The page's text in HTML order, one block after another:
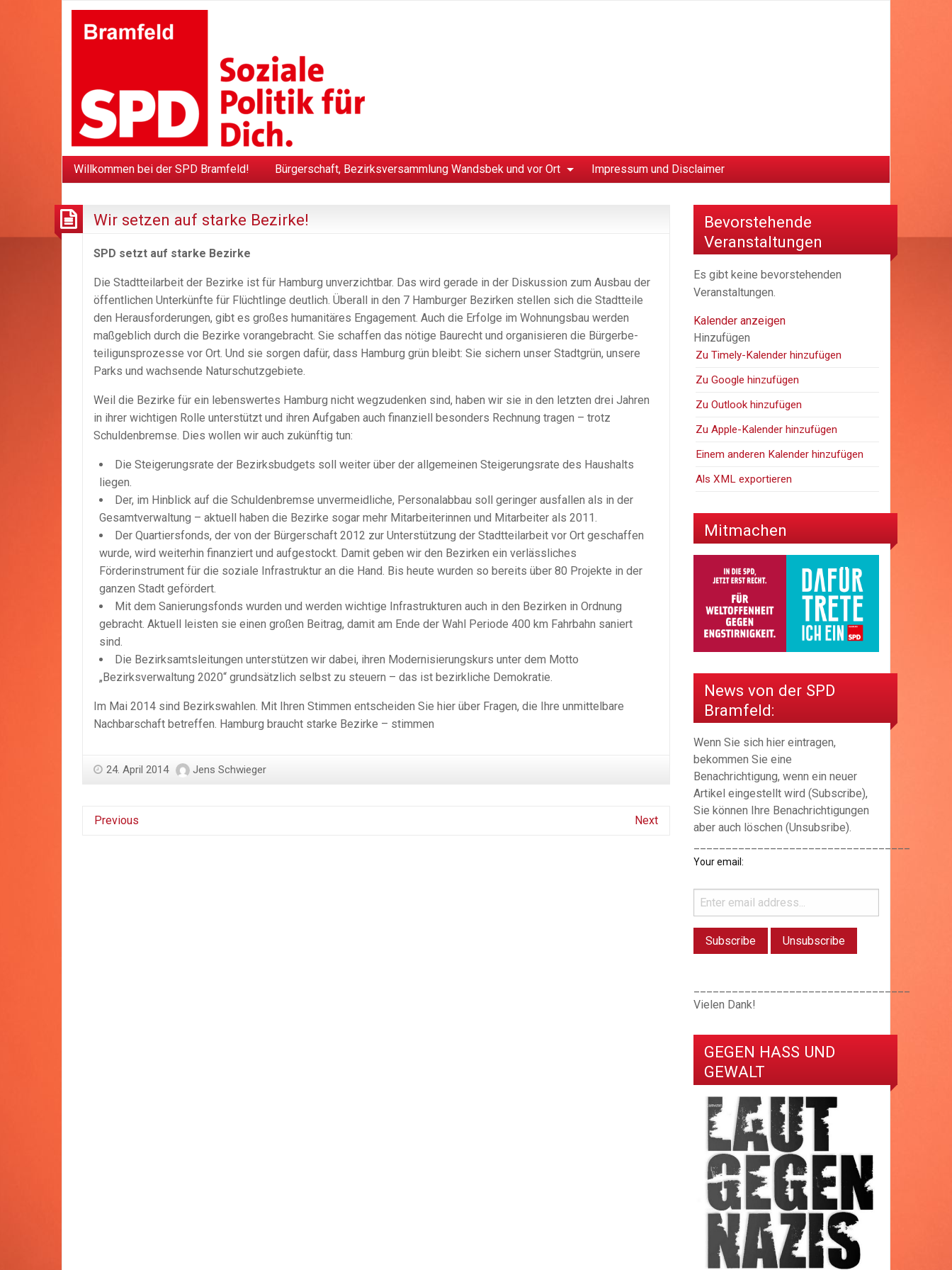
Willkommen bei der SPD Bramfeld! Bürgerschaft, Bezirksversammlung Wandsbek und vor Ort Impressum und Disclaimer
Wir setzen auf starke Bezirke!
SPD setzt auf starke Bezirke
Die Stadtteilarbeit der Bezirke ist für Hamburg unverzichtbar. Das wird gerade in der Diskussion zum Ausbau der
öffentlichen Unterkünfte für Flüchtlinge deutlich. Überall in den 7 Hamburger Bezirken stellen sich die Stadtteile
den Herausforderungen, gibt es großes humanitäres Engagement. Auch die Erfolge im Wohnungsbau werden
maßgeblich durch die Bezirke vorangebracht. Sie schaffen das nötige Baurecht und organisieren die Bürgerbe­
teiligunsprozesse vor Ort. Und sie sorgen dafür, dass Hamburg grün bleibt: Sie sichern unser Stadtgrün, unsere
Parks und wachsende Naturschutzgebiete.
Weil die Bezirke für ein lebenswertes Hamburg nicht wegzudenken sind, haben wir sie in den letzten drei Jahren
in ihrer wichtigen Rolle unterstützt und ihren Aufgaben auch finanziell besonders Rechnung tragen – trotz
Schuldenbremse. Dies wollen wir auch zukünftig tun:
Die Steigerungsrate der Bezirksbudgets soll weiter über der allgemeinen Steigerungsrate des Haushalts
liegen.
Der, im Hinblick auf die Schuldenbremse unvermeidliche, Personalabbau soll geringer ausfallen als in der
Gesamtverwaltung – aktuell haben die Bezirke sogar mehr Mitarbeiterinnen und Mitarbeiter als 2011.
Der Quartiersfonds, der von der Bürgerschaft 2012 zur Unterstützung der Stadtteilarbeit vor Ort geschaffen
wurde, wird weiterhin finanziert und aufgestockt. Damit geben wir den Bezirken ein verlässliches
Förderinstrument für die soziale Infrastruktur an die Hand. Bis heute wurden so bereits über 80 Projekte in der
ganzen Stadt gefördert.
Mit dem Sanierungsfonds wurden und werden wichtige Infrastrukturen auch in den Bezirken in Ordnung
gebracht. Aktuell leisten sie einen großen Beitrag, damit am Ende der Wahl Periode 400 km Fahrbahn saniert
sind.
Die Bezirksamtsleitungen unterstützen wir dabei, ihren Modernisierungskurs unter dem Motto
„Bezirksverwaltung 2020“ grundsätzlich selbst zu steuern – das ist bezirkliche Demokratie.
Im Mai 2014 sind Bezirkswahlen. Mit Ihren Stimmen entscheiden Sie hier über Fragen, die Ihre unmittelbare
Nachbarschaft betreffen. Hamburg braucht starke Bezirke – stimmen
24. April 2014 Jens Schwieger
Previous Next
Bevorstehende
Veranstaltungen
Es gibt keine bevorstehenden
Veranstaltungen.
Kalender anzeigen
Hinzufügen
Zu Timely-Kalender hinzufügen
Zu Google hinzufügen
Zu Outlook hinzufügen
Zu Apple-Kalender hinzufügen
Einem anderen Kalender hinzufügen
Als XML exportieren
Mitmachen
News von der SPD
Bramfeld:
Wenn Sie sich hier eintragen,
bekommen Sie eine
Benachrichtigung, wenn ein neuer
Artikel eingestellt wird (Subscribe),
Sie können Ihre Benachrichtigungen
aber auch löschen (Unsubsribe).
Your email:
Vielen Dank!
GEGEN HASS UND
GEWALT